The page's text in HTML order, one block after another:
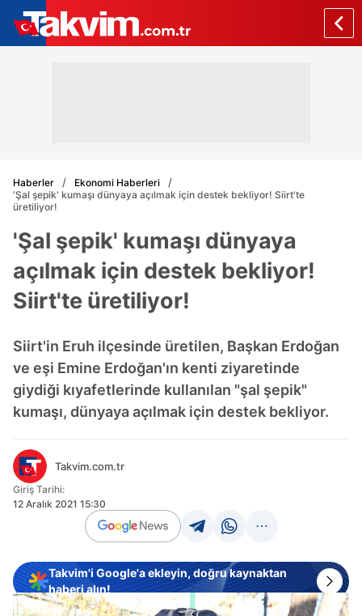
Haberler
Ekonomi Haberleri
'Şal şepik' kumaşı dünyaya açılmak için destek bekliyor! Siirt'te
üretiliyor!
'Şal şepik' kumaşı dünyaya
açılmak için destek bekliyor!
Siirt'te üretiliyor!
Siirt'in Eruh ilçesinde üretilen, Başkan Erdoğan
ve eşi Emine Erdoğan'ın kenti ziyaretinde
giydiği kıyafetlerinde kullanılan "şal şepik"
kumaşı, dünyaya açılmak için destek bekliyor.
Takvim.com.tr
Giriş Tarihi:
12 Aralık 2021 15:30
Takvim'i Google'a ekleyin, doğru kaynaktan
haberi alın!